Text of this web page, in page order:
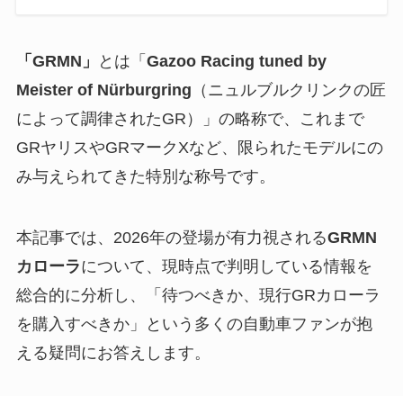
「GRMN」 とは「 Gazoo Racing tuned by
Meister of Nürburgring （ニュルブルクリンクの匠
によって調律されたGR）」の略称で、これまで
GRヤリスやGRマークXなど、限られたモデルにの
み与えられてきた特別な称号です。
本記事では、2026年の登場が有力視されるGRMN
カローラについて、現時点で判明している情報を
総合的に分析し、「待つべきか、現行GRカローラ
を購入すべきか」という多くの自動車ファンが抱
える疑問にお答えします。